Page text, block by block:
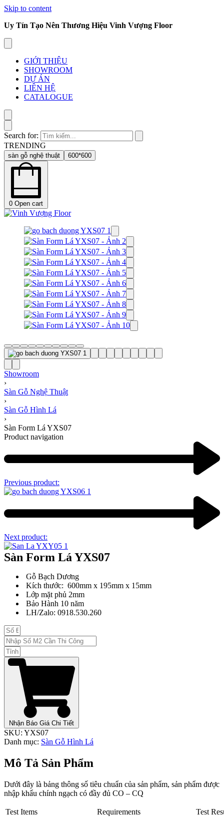
Skip to content
Uy Tín Tạo Nên Thương Hiệu Vinh Vượng Floor
GIỚI THIỆU
SHOWROOM
DỰ ÁN
LIÊN HỆ
CATALOGUE
Search for:
TRENDING
sàn gỗ nghệ thuật 600*600
0 Open cart
Showroom
›
Sàn Gỗ Nghệ Thuật
›
Sàn Gỗ Hình Lá
›
Sàn Form Lá YXS07
Product navigation
Previous product:
Next product:
Sàn Form Lá YXS07
Gỗ Bạch Dương
Kích thước: 600mm x 195mm x 15mm
Lớp mặt phủ 2mm
Bảo Hành 10 năm
LH/Zalo: 0918.530.260
Nhận Báo Giá Chi Tiết
SKU: YXS07
Danh mục: Sàn Gỗ Hình Lá
Mô Tả Sản Phẩm
Dưới đây là bảng thông số tiêu chuẩn của sản phẩm, sản phẩm được
nhập khẩu chính ngạch có đầy đủ CO – CQ
Test Items Requirements
Test